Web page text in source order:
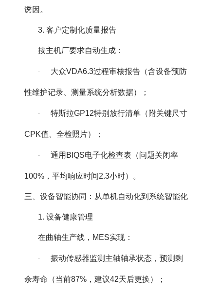
诱因。
3. 客户定制化质量报告
按主机厂要求自动生成：
· 大众VDA6.3过程审核报告（含设备预防
性维护记录、测量系统分析数据）；
· 特斯拉GP12特别放行清单（附关键尺寸
CPK值、全检照片）；
· 通用BIQS电子化检查表（问题关闭率
100%，平均响应时间2.3小时）。
三、设备智能协同：从单机自动化到系统智能化
1. 设备健康管理
在曲轴生产线，MES实现：
· 振动传感器监测主轴轴承状态，预测剩
余寿命（当前87%，建议42天后更换）；